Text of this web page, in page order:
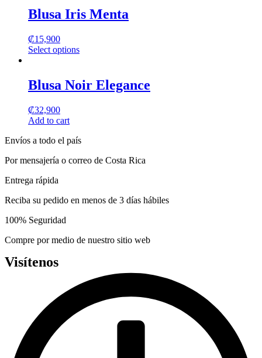
has
multiple
The
options
chosen
on
the
product
page
Blusa Iris Menta
₡15,900
Select options
has
multiple
The
options
be
on
product
page
Blusa Noir Elegance
₡32,900
Add to cart
Envíos a todo el país
Por mensajería o correo de Costa Rica
Entrega rápida
Reciba su pedido en menos de 3 días hábiles
100% Seguridad
Compre por medio de nuestro sitio web
Visítenos